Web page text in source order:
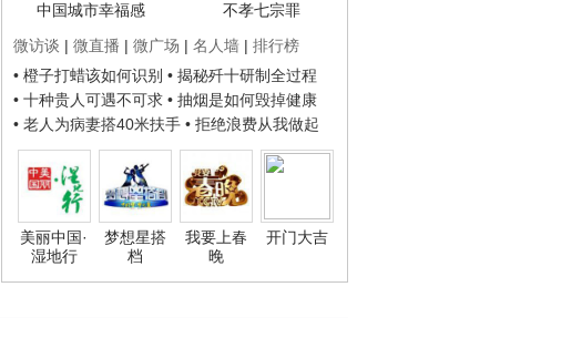
中国城市幸福感
不孝七宗罪
微访谈 | 微直播 | 微广场 | 名人墙 | 排行榜
• 橙子打蜡该如何识别 • 揭秘歼十研制全过程
• 十种贵人可遇不可求 • 抽烟是如何毁掉健康
• 老人为病妻搭40米扶手 • 拒绝浪费从我做起
美丽中国·
湿地行
梦想星搭
档
我要上春
晚
开门大吉